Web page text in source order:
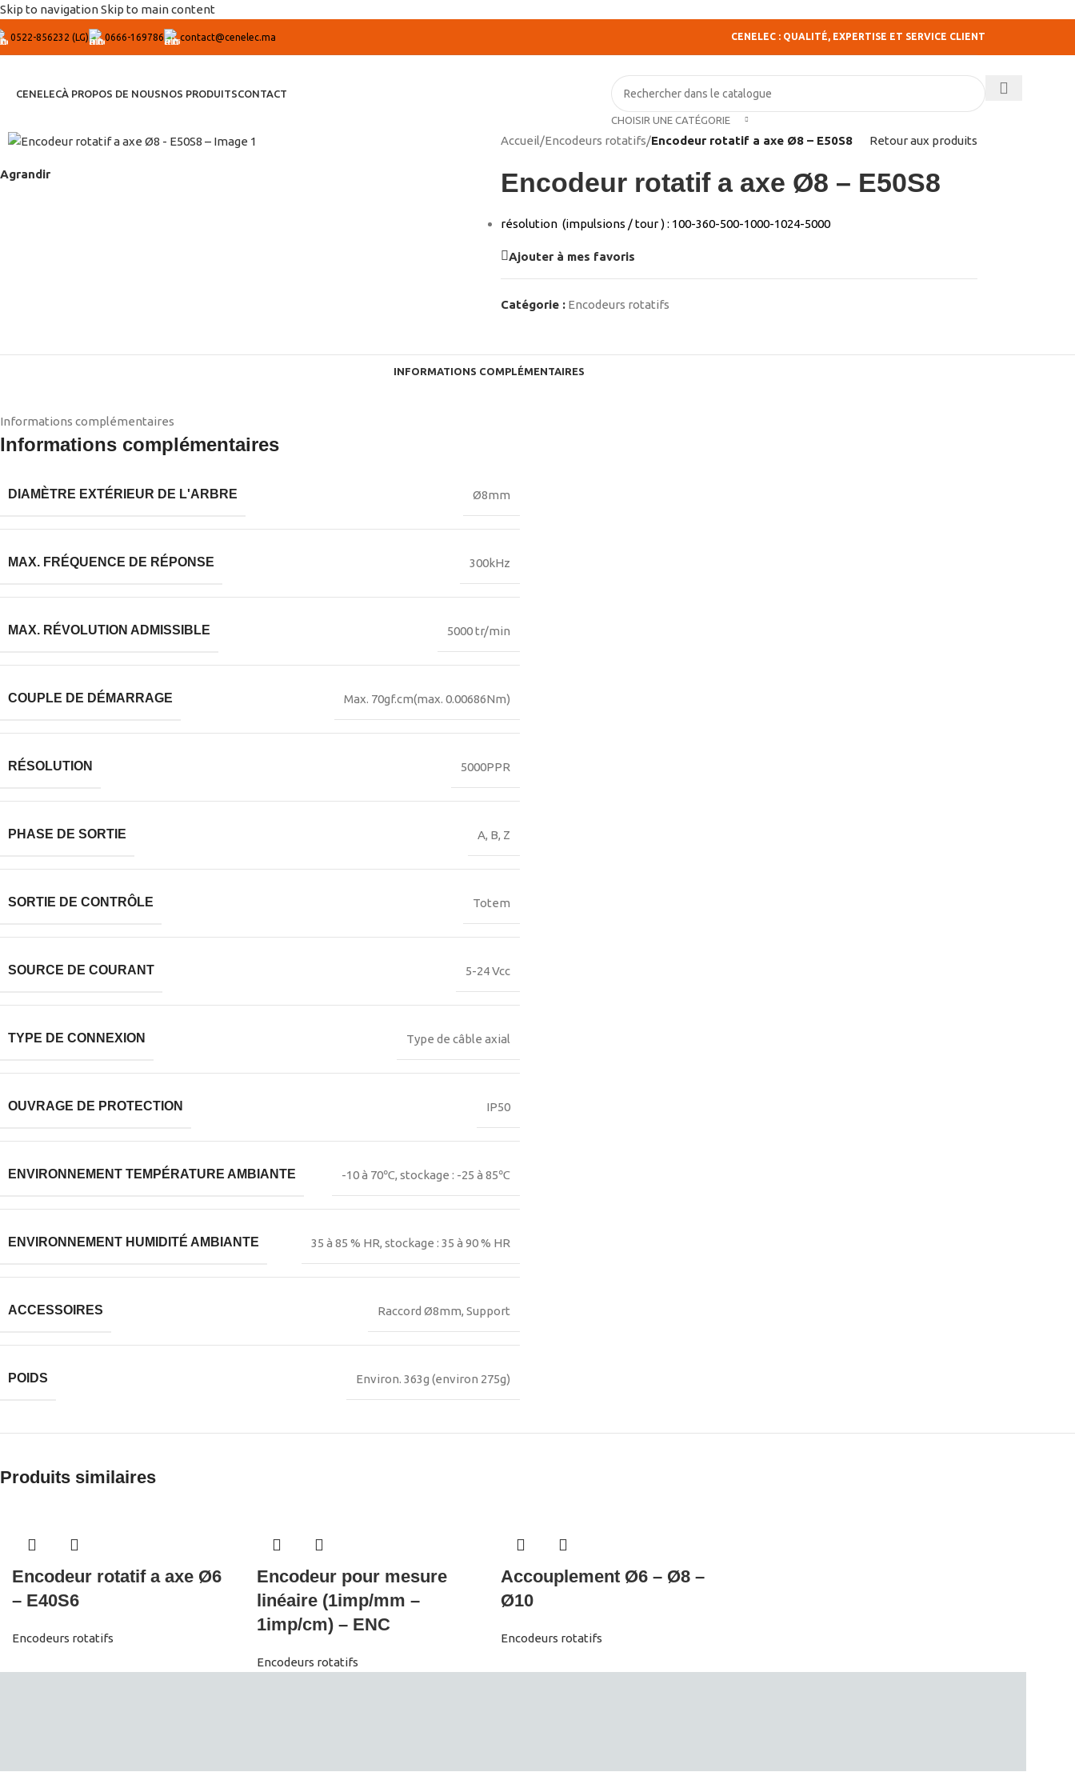
Skip to navigationSkip to main content
0522-856232 (LG) 0666-169786 contact@cenelec.ma CENELEC : QUALITÉ, EXPERTISE ET SERVICE CLIENT
CENELECÀ PROPOS DE NOUSNOS PRODUITSCONTACT
CHOISIR UNE CATÉGORIE
Agrandir
Accueil/Encodeurs rotatifs/Encodeur rotatif a axe Ø8 – E50S8 Retour aux produits
Encodeur rotatif a axe Ø8 – E50S8
résolution (impulsions / tour ) : 100-360-500-1000-1024-5000
Ajouter à mes favoris
Catégorie : Encodeurs rotatifs
INFORMATIONS COMPLÉMENTAIRES
Informations complémentaires
Informations complémentaires
DIAMÈTRE EXTÉRIEUR DE L'ARBRE Ø8mm
MAX. FRÉQUENCE DE RÉPONSE 300kHz
MAX. RÉVOLUTION ADMISSIBLE 5000 tr/min
COUPLE DE DÉMARRAGE Max. 70gf.cm(max. 0.00686Nm)
RÉSOLUTION 5000PPR
PHASE DE SORTIE A, B, Z
SORTIE DE CONTRÔLE Totem
SOURCE DE COURANT 5-24 Vcc
TYPE DE CONNEXION Type de câble axial
OUVRAGE DE PROTECTION IP50
ENVIRONNEMENT TEMPÉRATURE AMBIANTE -10 à 70℃, stockage : -25 à 85℃
ENVIRONNEMENT HUMIDITÉ AMBIANTE 35 à 85 % HR, stockage : 35 à 90 % HR
ACCESSOIRES Raccord Ø8mm, Support
POIDS Environ. 363g (environ 275g)
Produits similaires
Encodeur rotatif a axe Ø6
– E40S6
Encodeurs rotatifs
Encodeur pour mesure
linéaire (1imp/mm –
1imp/cm) – ENC
Encodeurs rotatifs
Accouplement Ø6 – Ø8 –
Ø10
Encodeurs rotatifs